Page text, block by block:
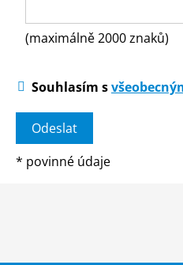
(maximálně 2000 znaků)
Souhlasím s
* povinné údaje